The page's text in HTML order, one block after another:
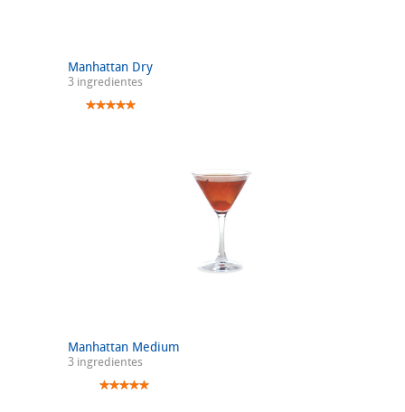
Manhattan Dry
3 ingredientes
Manhattan Medium
3 ingredientes